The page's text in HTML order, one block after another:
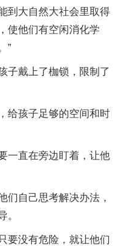
到大自然大社会里取得
使他们有空闲消化学
”
子戴上了枷锁，限制了
给孩子足够的空间和时
一直在旁边盯着，让他
们自己思考解决办法，
。
要没有危险，就让他们